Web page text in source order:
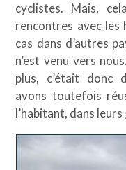
cyclistes. Mais,
rencontres avec les
cas dans d’autres
n’est venu vers
plus, c’était donc
avons toutefois
l’habitant, dans